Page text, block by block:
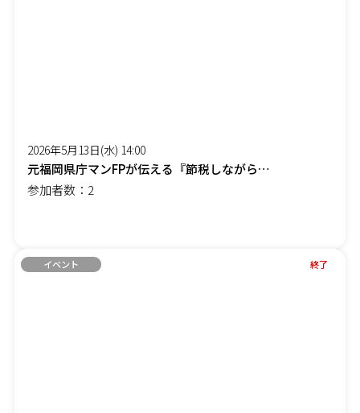
2026年5月13日(水) 14:00
元福岡県庁マンFPが伝える『節税しながら社長の手取りを増やす』オンラインセミナー
参加者数：2
イベント 終了